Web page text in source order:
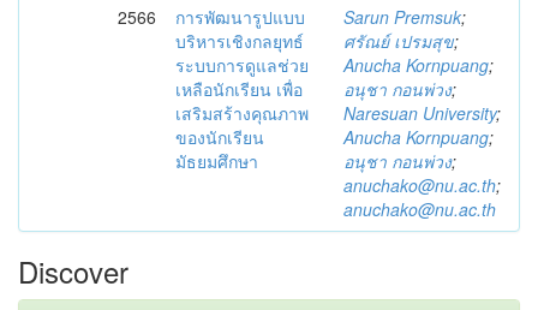
2566
การพัฒนารูปแบบ
บริหารเชิงกลยุทธ์
ระบบการดูแลช่วย
เหลือนักเรียน เพื่อ
เสริมสร้างคุณภาพ
ของนักเรียน
มัธยมศึกษา
Sarun Premsuk;
ศรัณย์ เปรมสุข;
Anucha Kornpuang;
อนุชา กอนพ่วง;
Naresuan University;
Anucha Kornpuang;
อนุชา กอนพ่วง;
anuchako@nu.ac.th;
anuchako@nu.ac.th
Discover